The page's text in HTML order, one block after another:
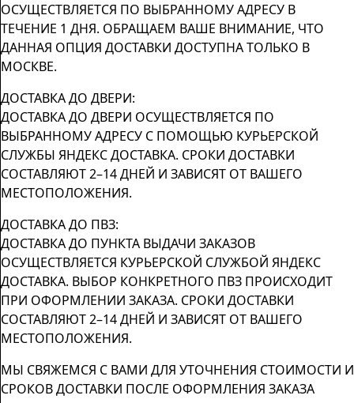
ОСУЩЕСТВЛЯЕТСЯ ПО ВЫБРАННОМУ АДРЕСУ В
ТЕЧЕНИЕ 1 ДНЯ. ОБРАЩАЕМ ВАШЕ ВНИМАНИЕ, ЧТО
ДАННАЯ ОПЦИЯ ДОСТАВКИ ДОСТУПНА ТОЛЬКО В
МОСКВЕ.
ДОСТАВКА ДО ДВЕРИ:
ДОСТАВКА ДО ДВЕРИ ОСУЩЕСТВЛЯЕТСЯ ПО
ВЫБРАННОМУ АДРЕСУ С ПОМОЩЬЮ КУРЬЕРСКОЙ
СЛУЖБЫ ЯНДЕКС ДОСТАВКА. СРОКИ ДОСТАВКИ
СОСТАВЛЯЮТ 2–14 ДНЕЙ И ЗАВИСЯТ ОТ ВАШЕГО
МЕСТОПОЛОЖЕНИЯ.
ДОСТАВКА ДО ПВЗ:
ДОСТАВКА ДО ПУНКТА ВЫДАЧИ ЗАКАЗОВ
ОСУЩЕСТВЛЯЕТСЯ КУРЬЕРСКОЙ СЛУЖБОЙ ЯНДЕКС
ДОСТАВКА. ВЫБОР КОНКРЕТНОГО ПВЗ ПРОИСХОДИТ
ПРИ ОФОРМЛЕНИИ ЗАКАЗА. СРОКИ ДОСТАВКИ
СОСТАВЛЯЮТ 2–14 ДНЕЙ И ЗАВИСЯТ ОТ ВАШЕГО
МЕСТОПОЛОЖЕНИЯ.
МЫ СВЯЖЕМСЯ С ВАМИ ДЛЯ УТОЧНЕНИЯ СТОИМОСТИ И
СРОКОВ ДОСТАВКИ ПОСЛЕ ОФОРМЛЕНИЯ ЗАКАЗА